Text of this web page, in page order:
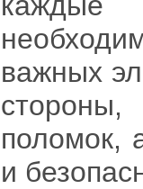
важных
поломок,
и